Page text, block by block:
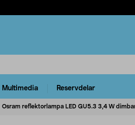
Multimedia Reservdelar
Osram reflektorlampa LED GU5.3 3,4 W